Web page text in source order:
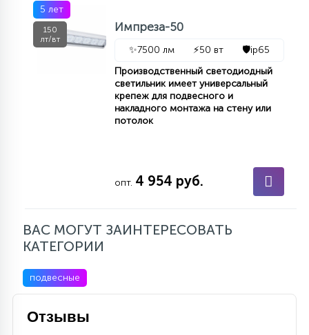
5 лет
150
лт/вт
Импреза-50
✨7500 лм ⚡50 вт 🛡️ip65
Производственный светодиодный
светильник имеет универсальный
крепеж для подвесного и
накладного монтажа на стену или
потолок
опт. 4 954 руб.
ВАС МОГУТ ЗАИНТЕРЕСОВАТЬ
КАТЕГОРИИ
подвесные
Отзывы